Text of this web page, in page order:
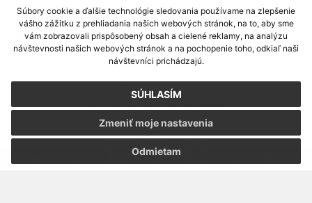
Súbory cookie a ďalšie technológie sledovania používame na zlepšenie
vášho zážitku z prehliadania našich webových stránok, na to, aby sme
vám zobrazovali prispôsobený obsah a cielené reklamy, na analýzu
návštevnosti našich webových stránok a na pochopenie toho, odkiaľ naši
návštevníci prichádzajú.
SÚHLASÍM
Odmietam
Zmeniť moje nastavenia
využite možnosť získavania aktuálnych informácií s využitím RSS
CMS systém (redakčný) systém ECHELON 2,Mapa stránok,web portál
webex.digital, s.r.o.,domény,registrácia domény
Posledná aktualizácia:05.08.2026
Vytlačiť stránku|Vyhlásenie o prístupnosti